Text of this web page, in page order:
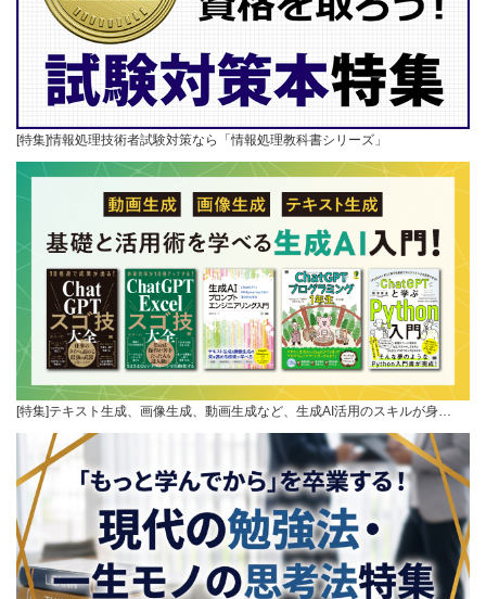
[特集]情報処理技術者試験対策なら「情報処理教科書シリーズ」
[特集]テキスト生成、画像生成、動画生成など、生成AI活用のスキルが身…